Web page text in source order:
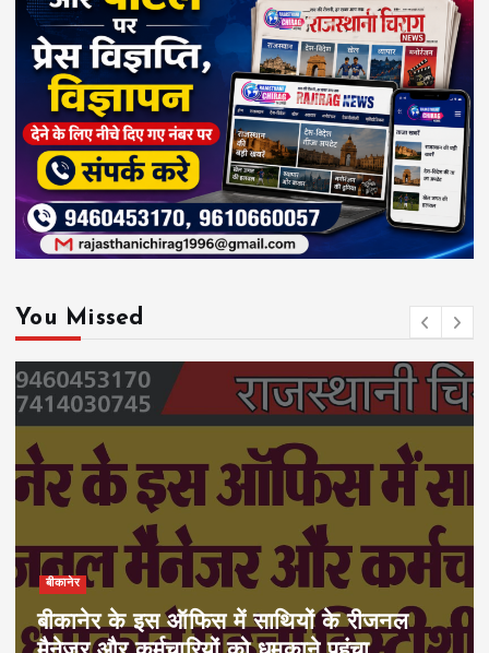
You Missed
बीकानेर
बीकानेर के इस ऑफिस में साथियों के रीजनल